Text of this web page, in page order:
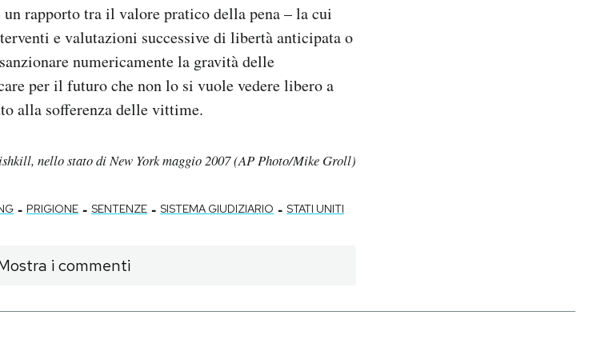
rapporto tra il valore pratico della pena – la cui
e valutazioni successive di libertà anticipata o
numericamente la gravità delle
per il futuro che non lo si vuole vedere libero a
alla sofferenza delle vittime.
nello stato di New York maggio 2007 (AP Photo/Mike Groll)
- PRIGIONE - SENTENZE - SISTEMA GIUDIZIARIO - STATI UNITI
i commenti